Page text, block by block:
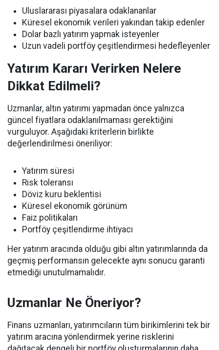
Uluslararası piyasalara odaklananlar
Küresel ekonomik verileri yakından takip edenler
Dolar bazlı yatırım yapmak isteyenler
Uzun vadeli portföy çeşitlendirmesi hedefleyenler
Yatırım Kararı Verirken Nelere
Dikkat Edilmeli?
Uzmanlar, altın yatırımı yapmadan önce yalnızca
güncel fiyatlara odaklanılmaması gerektiğini
vurguluyor. Aşağıdaki kriterlerin birlikte
değerlendirilmesi öneriliyor:
Yatırım süresi
Risk toleransı
Döviz kuru beklentisi
Küresel ekonomik görünüm
Faiz politikaları
Portföy çeşitlendirme ihtiyacı
Her yatırım aracında olduğu gibi altın yatırımlarında da
geçmiş performansın gelecekte aynı sonucu garanti
etmediği unutulmamalıdır.
Uzmanlar Ne Öneriyor?
Finans uzmanları, yatırımcıların tüm birikimlerini tek bir
yatırım aracına yönlendirmek yerine risklerini